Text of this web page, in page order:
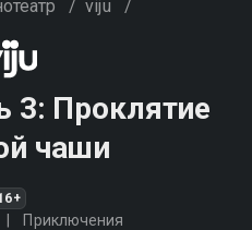
/ viju /
3: Проклятие
чаши
Приключения